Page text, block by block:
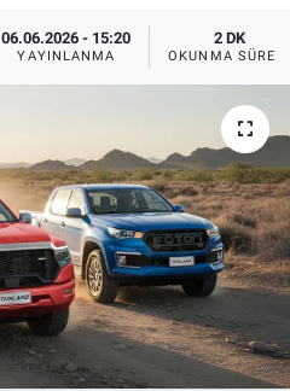
06.06.2026 - 15:20
YAYINLANMA
2 DK
OKUNMA SÜRESI